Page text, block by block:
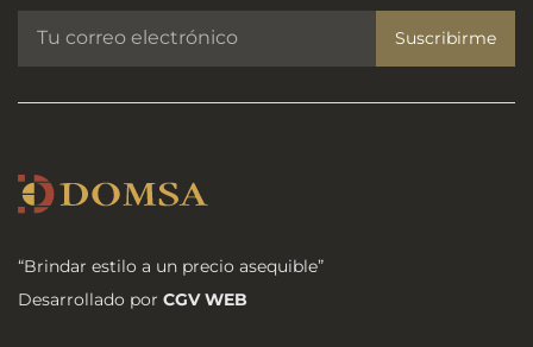
Suscribirme
“Brindar estilo a un precio asequible”
Desarrollado por CGV WEB